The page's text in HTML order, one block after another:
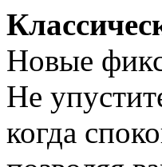
Новые
Не
когда